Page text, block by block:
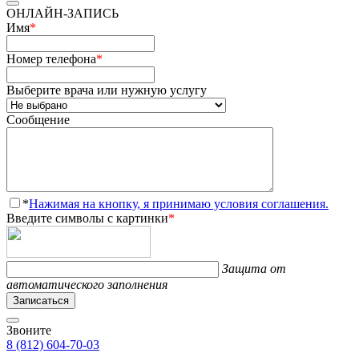
ОНЛАЙН-ЗАПИСЬ
Имя*
Номер телефона*
Выберите врача или нужную услугу
Сообщение
*Нажимая на кнопку, я принимаю условия соглашения.
Введите символы с картинки*
Защита от
автоматического заполнения
Записаться
Звоните
8 (812) 604-70-03